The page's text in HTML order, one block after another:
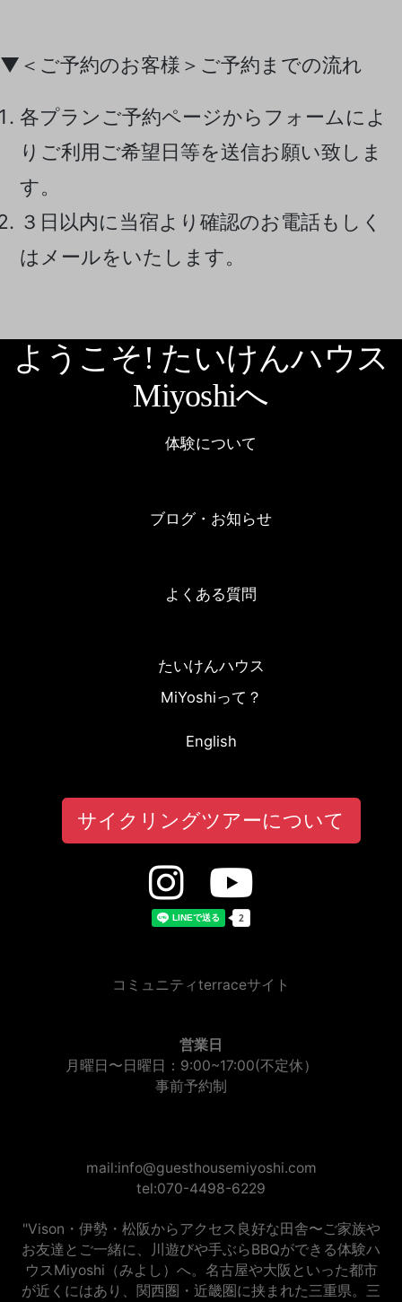
▼＜ご予約のお客様＞ご予約までの流れ
各プランご予約ページからフォームによ
りご利用ご希望日等を送信お願い致しま
す。
３日以内に当宿より確認のお電話もしく
はメールをいたします。
ようこそ! たいけんハウス
Miyoshiへ
体験について
ブログ・お知らせ
よくある質問
たいけんハウス
MiYoshiって？
English
サイクリングツアーについて
コミュニティterraceサイト
営業日
月曜日〜日曜日：9:00~17:00(不定休）
事前予約制
mail:info@guesthousemiyoshi.com
tel:070-4498-6229
"Vison・伊勢・松阪からアクセス良好な田舎〜ご家族や
お友達とご一緒に、川遊びや手ぶらBBQができる体験ハ
ウスMiyoshi（みよし）へ。名古屋や大阪といった都市
が近くにはあり、関西圏・近畿圏に挟まれた三重県。三